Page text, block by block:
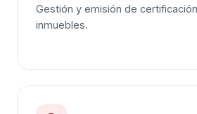
Gestión y emisión de
inmuebles.